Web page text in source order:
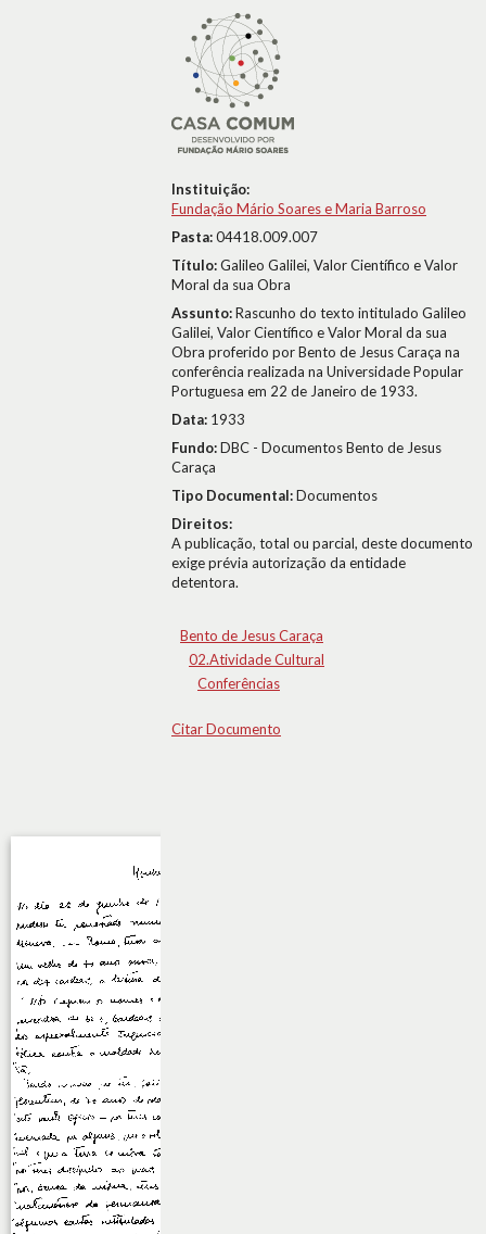
Instituição:
Fundação Mário Soares e Maria Barroso
Pasta:04418.009.007
Título:Galileo Galilei, Valor Científico e Valor
Moral da sua Obra
Assunto:Rascunho do texto intitulado Galileo
Galilei, Valor Científico e Valor Moral da sua
Obra proferido por Bento de Jesus Caraça na
conferência realizada na Universidade Popular
Portuguesa em 22 de Janeiro de 1933.
Data: 1933
Fundo:DBC - Documentos Bento de Jesus
Caraça
Tipo Documental:Documentos
Direitos:
A publicação, total ou parcial, deste documento
exige prévia autorização da entidade
detentora.
Bento de Jesus Caraça
02.Atividade Cultural
Conferências
Citar Documento